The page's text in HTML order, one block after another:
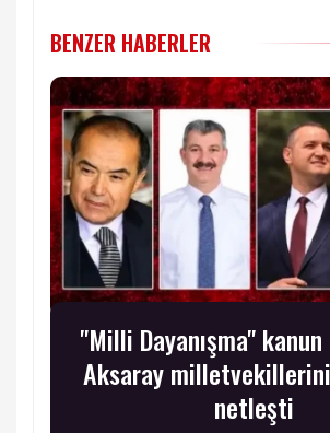
BENZER HABERLER
"Milli Dayanışma"
Aksaray
netleşti